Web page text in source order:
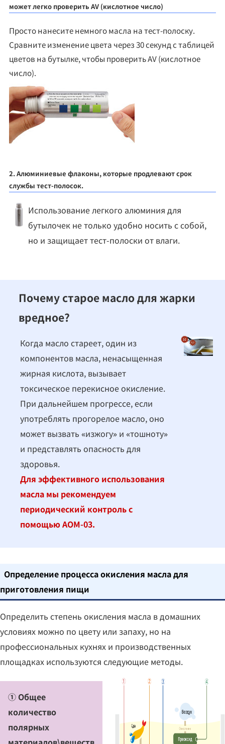
может легко проверить AV (кислотное число)
Просто нанесите немного масла на тест-полоску.
Сравните изменение цвета через 30 секунд с таблицей
цветов на бутылке, чтобы проверить AV (кислотное
число).
2. Алюминиевые флаконы, которые продлевают срок
службы тест-полосок.
Использование легкого алюминия для
бутылочек не только удобно носить с собой,
но и защищает тест-полоски от влаги.
Почему старое масло для жарки
вредное?
Когда масло стареет, один из
компонентов масла, ненасыщенная
жирная кислота, вызывает
токсическое перекисное окисление.
При дальнейшем прогрессе, если
употреблять прогорелое масло, оно
может вызвать «изжогу» и «тошноту»
и представлять опасность для
здоровья.
Для эффективного использования
масла мы рекомендуем
периодический контроль с
помощью AOM-03.
Определение процесса окисления масла для
приготовления пищи
Определить степень окисления масла в домашних
условиях можно по цвету или запаху, но на
профессиональных кухнях и производственных
площадках используются следующие методы.
① Общее
количество
полярных